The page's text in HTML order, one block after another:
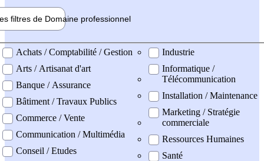
filtres de Domaine professionnel
professionel
Achats / Comptabilité / Gestion
Arts / Artisanat d'art
Banque / Assurance
Bâtiment / Travaux Publics
Commerce / Vente
Communication / Multimédia
Conseil / Etudes
Industrie
Informatique /
Télécommunication
Installation / Maintenance
Marketing / Stratégie
commerciale
Ressources Humaines
Santé